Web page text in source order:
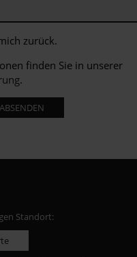
zurück.
finden Sie in unserer
.
Standort: